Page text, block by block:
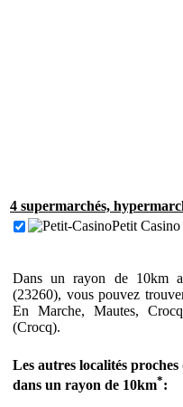
4 supermarchés,
Petit
Dans un rayon de 10km
(23260), vous pouvez
En Marche, Mautes,
(Crocq).
Les autres localités
dans un rayon de 10km*: